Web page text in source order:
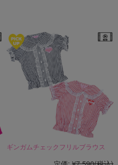
ギンガムチェックフリルブラウス